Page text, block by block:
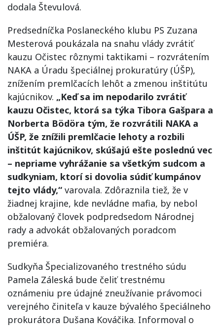
dodala Števulová.
Predsedníčka Poslaneckého klubu PS Zuzana
Mesterová poukázala na snahu vlády zvrátiť
kauzu Očistec rôznymi taktikami – rozvrátením
NAKA a Úradu špeciálnej prokuratúry (ÚŠP),
znížením premlčacích lehôt a zmenou inštitútu
kajúcnikov. „Keď sa im nepodarilo zvrátiť
kauzu Očistec, ktorá sa týka Tibora Gašpara a
Norberta Bödöra tým, že rozvrátili NAKA a
ÚŠP, že znížili premlčacie lehoty a rozbili
inštitút kajúcnikov, skúšajú ešte poslednú vec
– nepriame vyhrážanie sa všetkým sudcom a
sudkyniam, ktorí si dovolia súdiť kumpánov
tejto vlády,“ varovala. Zdôraznila tiež, že v
žiadnej krajine, kde nevládne mafia, by nebol
obžalovaný človek podpredsedom Národnej
rady a advokát obžalovaných poradcom
premiéra.
Sudkyňa Špecializovaného trestného súdu
Pamela Záleská bude čeliť trestnému
oznámeniu pre údajné zneužívanie právomoci
verejného činiteľa v kauze bývalého špeciálneho
prokurátora Dušana Kováčika. Informoval o